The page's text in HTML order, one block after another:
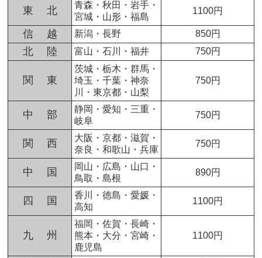
東 北
青森・秋田・岩手・
宮城・山形・福島
1100円
信 越 新潟・長野 850円
北 陸 富山・石川・福井 750円
関 東
茨城・栃木・群馬・
埼玉・千葉・神奈
川・東京都・山梨
750円
中 部
静岡・愛知・三重・
岐阜
750円
関 西
大阪・京都・滋賀・
奈良・和歌山・兵庫
750円
中 国
岡山・広島・山口・
鳥取・島根
890円
四 国
香川・徳島・愛媛・
高知
1100円
九 州
福岡・佐賀・長崎・
熊本・大分・宮崎・
鹿児島
1100円